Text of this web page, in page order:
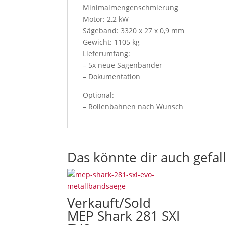
u
w
i
l
l
a
c
c
t
r
t
e
m
s
Minimalmengenschmierung
Motor: 2,2 kW
Sägeband: 3320 x 27 x 0,9 mm
Gewicht: 1105 kg
Lieferumfang:
– 5x neue Sägenbänder
– Dokumentation
Optional:
– Rollenbahnen nach Wunsch
Das könnte dir auch
Verkauft/Sold
MEP Shark 281 SXI